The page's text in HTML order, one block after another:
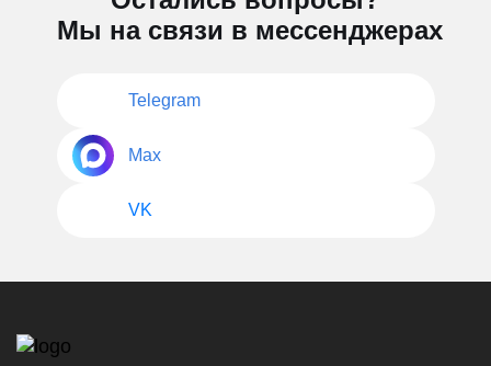
Мы на связи в мессенджерах
Telegram
Max
VK